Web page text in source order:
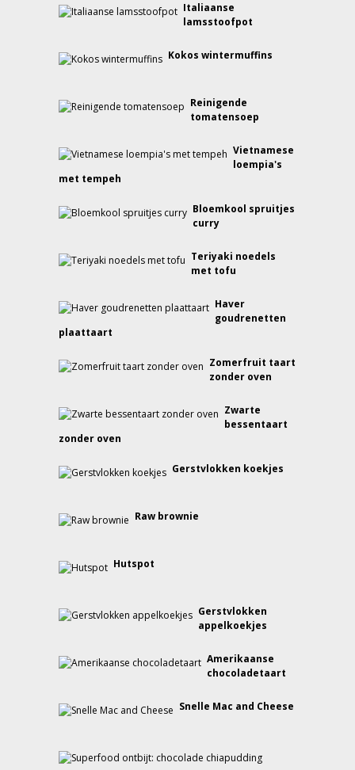
Italiaanse
lamsstoofpot
Kokos wintermuffins
Reinigende
tomatensoep
Vietnamese
loempia's
met tempeh
Bloemkool spruitjes
curry
Teriyaki noedels
met tofu
Haver
goudrenetten
plaattaart
Zomerfruit taart
zonder oven
Zwarte
bessentaart
zonder oven
Gerstvlokken koekjes
Raw brownie
Hutspot
Gerstvlokken
appelkoekjes
Amerikaanse
chocoladetaart
Snelle Mac and Cheese